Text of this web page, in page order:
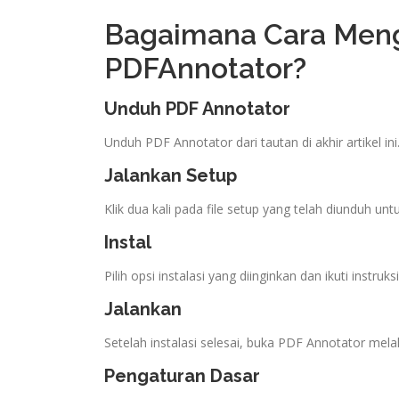
Bagaimana Cara
PDFAnnotator?
Unduh PDF Annotator
Unduh PDF Annotator dari tautan di akhir artikel ini.
Jalankan Setup
Klik dua kali pada file setup yang telah diunduh
Instal
Pilih opsi instalasi yang diinginkan dan ikuti
Jalankan
Setelah instalasi selesai, buka PDF Annotator
Pengaturan Dasar